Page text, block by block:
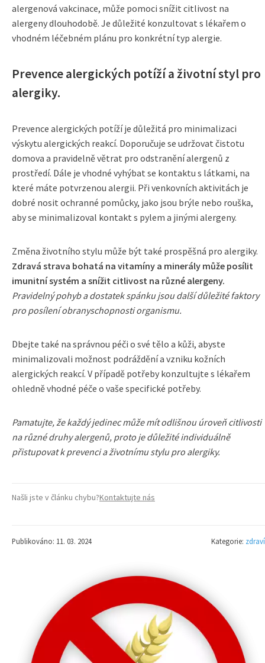
alergenová vakcinace, může pomoci snížit citlivost na
alergeny dlouhodobě. Je důležité konzultovat s lékařem o
vhodném léčebném plánu pro konkrétní typ alergie.
Prevence alergických potíží a životní styl pro
alergiky.
Prevence alergických potíží je důležitá pro minimalizaci
výskytu alergických reakcí. Doporučuje se udržovat čistotu
domova a pravidelně větrat pro odstranění alergenů z
prostředí. Dále je vhodné vyhýbat se kontaktu s látkami, na
které máte potvrzenou alergii. Při venkovních aktivitách je
dobré nosit ochranné pomůcky, jako jsou brýle nebo rouška,
aby se minimalizoval kontakt s pylem a jinými alergeny.
Změna životního stylu může být také prospěšná pro alergiky.
Zdravá strava bohatá na vitamíny a minerály může posílit
imunitní systém a snížit citlivost na různé alergeny.
Pravidelný pohyb a dostatek spánku jsou další důležité faktory
pro posílení obranyschopnosti organismu.
Dbejte také na správnou péči o své tělo a kůži, abyste
minimalizovali možnost podráždění a vzniku kožních
alergických reakcí. V případě potřeby konzultujte s lékařem
ohledně vhodné péče o vaše specifické potřeby.
Pamatujte, že každý jedinec může mít odlišnou úroveň citlivosti
na různé druhy alergenů, proto je důležité individuálně
přistupovat k prevenci a životnímu stylu pro alergiky.
Našli jste v článku chybu?Kontaktujte nás
Publikováno: 11. 03. 2024 Kategorie: zdraví